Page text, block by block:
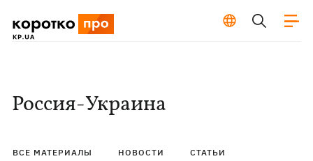
Россия-Украина
ВСЕ МАТЕРИАЛЫ НОВОСТИ СТАТЬИ